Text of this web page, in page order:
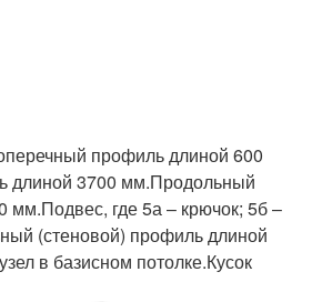
профиль длиной 600
длиной 3700 мм.Продольный
мм.Подвес, где 5а – крючок; 5б –
(стеновой) профиль длиной
в базисном потолке.Кусок